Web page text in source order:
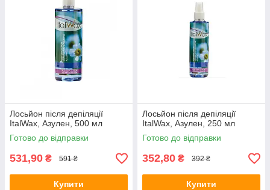
Лосьйон після депіляції
ItalWax, Азулен, 500 мл
Готово до відправки
531,90 ₴ 591 ₴
Купити
Лосьйон після депіляції
ItalWax, Азулен, 250 мл
Готово до відправки
352,80 ₴ 392 ₴
Купити